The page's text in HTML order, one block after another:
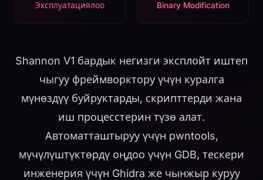
Эксплуатациялоо Binary Modification
Shannon V1 бардык негизги эксплойт иштеп
чыгуу фреймворктору үчүн куралга
мүнөздүү буйруктарды, скрипттерди жана
иш процесстерин түзө алат.
Автоматташтыруу үчүн pwntools,
мүчүлүштүктөрдү оңдоо үчүн GDB, тескери
инженерия үчүн Ghidra же чынжыр куруу